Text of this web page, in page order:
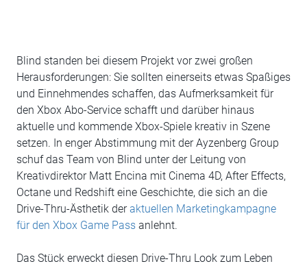
Blind standen bei diesem Projekt vor zwei großen
Herausforderungen: Sie sollten einerseits etwas Spaßiges
und Einnehmendes schaffen, das Aufmerksamkeit für
den Xbox Abo-Service schafft und darüber hinaus
aktuelle und kommende Xbox-Spiele kreativ in Szene
setzen. In enger Abstimmung mit der Ayzenberg Group
schuf das Team von Blind unter der Leitung von
Kreativdirektor Matt Encina mit Cinema 4D, After Effects,
Octane und Redshift eine Geschichte, die sich an die
Drive-Thru-Ästhetik deraktuellen Marketingkampagne
für den Xbox Game Pass anlehnt.
Das Stück erweckt diesen Drive-Thru Look zum Leben